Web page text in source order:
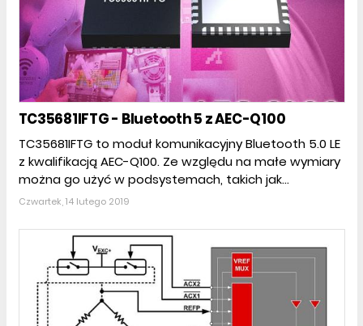
TC35681IFTG - Bluetooth 5 z AEC-Q100
TC35681IFTG to moduł komunikacyjny Bluetooth 5.0 LE
z kwalifikacją AEC-Q100. Ze względu na małe wymiary
można go użyć w podsystemach, takich jak...
Czwartek, 14 lutego 2019